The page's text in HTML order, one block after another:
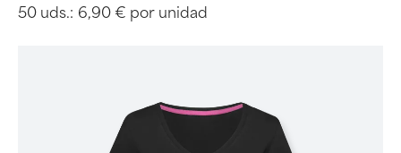
50 uds.: 6,90 € por unidad